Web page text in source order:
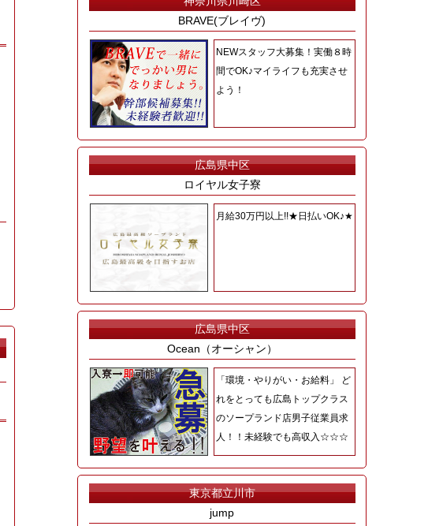
BRAVE(ブレイヴ)
NEWスタッフ大募集！実働８時
間でOK♪マイライフも充実させ
よう！
広島県中区
ロイヤル女子寮
月給30万円以上!!★日払いOK♪★
広島県中区
Ocean（オーシャン）
「環境・やりがい・お給料」 ど
れをとっても広島トップクラス
のソープランド店男子従業員求
人！！未経験でも高収入☆☆☆
東京都立川市
jump